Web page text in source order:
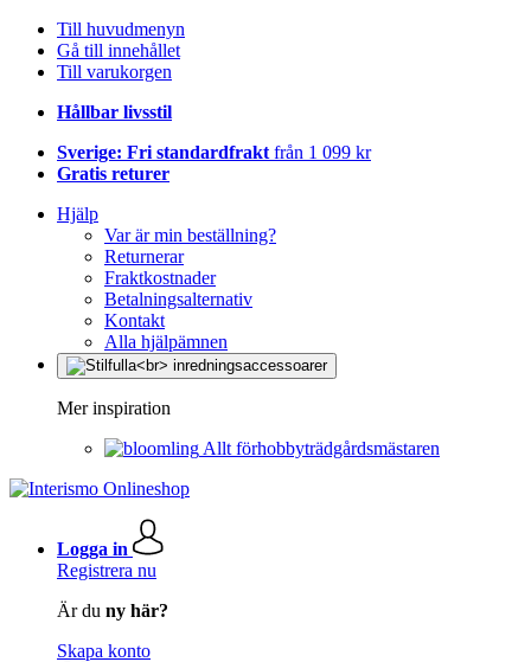
Till huvudmenyn
Gå till innehållet
Till varukorgen
Hållbar livsstil
Sverige: Fri standardfrakt från 1 099 kr
Gratis returer
Hjälp
Var är min beställning?
Returnerar
Fraktkostnader
Betalningsalternativ
Kontakt
Alla hjälpämnen
Mer inspiration
Allt förhobbyträdgårdsmästaren
Logga in
Registrera nu
Är du ny här?
Skapa konto